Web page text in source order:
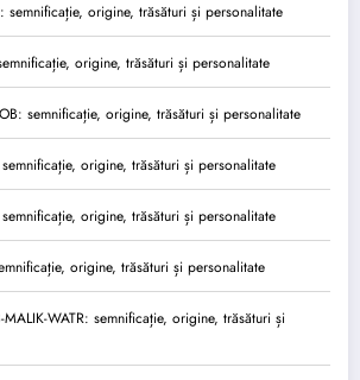
semnificație, origine, trăsături și personalitate
origine, trăsături și personalitate
semnificație, origine, trăsături și personalitate
origine, trăsături și personalitate
origine, trăsături și personalitate
origine, trăsături și personalitate
MALIK-WATR: semnificație, origine, trăsături și